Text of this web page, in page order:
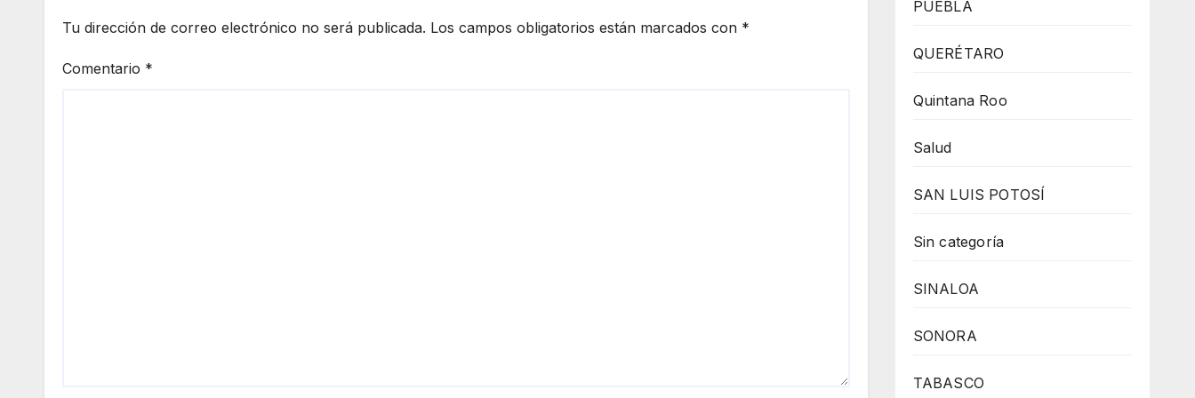
Tu dirección de correo electrónico no será publicada. Los campos obligatorios están marcados con *
Comentario *
PUEBLA
QUERÉTARO
Quintana Roo
Salud
SAN LUIS POTOSÍ
Sin categoría
SINALOA
SONORA
TABASCO